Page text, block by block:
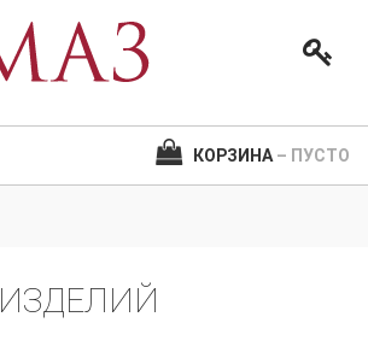
КОРЗИНА – ПУСТО
ИЗДЕЛИЙ